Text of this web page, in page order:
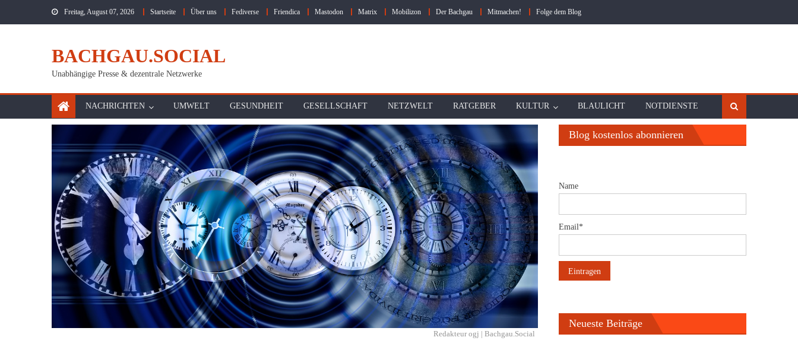
Freitag, August 07, 2026 Startseite Über uns Fediverse Friendica Mastodon Matrix Mobilizon Der Bachgau Mitmachen! Folge dem Blog
BACHGAU.SOCIAL
Unabhängige Presse & dezentrale Netzwerke
NACHRICHTEN UMWELT GESUNDHEIT GESELLSCHAFT NETZWELT RATGEBER KULTUR BLAULICHT NOTDIENSTE
Redakteur ogj | Bachgau.Social
Blog kostenlos abonnieren
Name
Email*
Neueste Beiträge